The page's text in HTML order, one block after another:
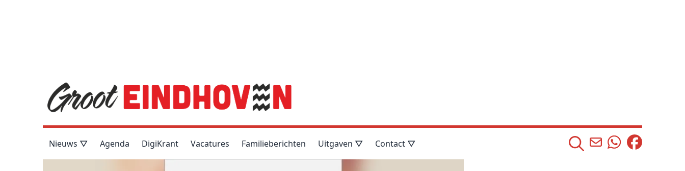
Nieuws ▽ Agenda DigiKrant Vacatures Familieberichten Uitgaven ▽ Contact ▽